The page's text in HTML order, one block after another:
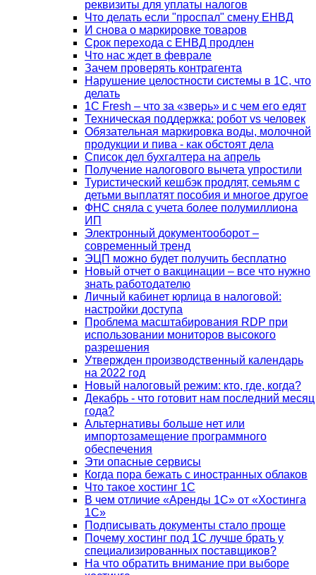
реквизиты для уплаты налогов
Что делать если "проспал" смену ЕНВД
И снова о маркировке товаров
Срок перехода с ЕНВД продлен
Что нас ждет в феврале
Зачем проверять контрагента
Нарушение целостности системы в 1С, что
делать
1С Fresh – что за «зверь» и с чем его едят
Техническая поддержка: робот vs человек
Обязательная маркировка воды, молочной
продукции и пива - как обстоят дела
Список дел бухгалтера на апрель
Получение налогового вычета упростили
Туристический кешбэк продлят, семьям с
детьми выплатят пособия и многое другое
ФНС сняла с учета более полумиллиона
ИП
Электронный документооборот –
современный тренд
ЭЦП можно будет получить бесплатно
Новый отчет о вакцинации – все что нужно
знать работодателю
Личный кабинет юрлица в налоговой:
настройки доступа
Проблема масштабирования RDP при
использовании мониторов высокого
разрешения
Утвержден производственный календарь
на 2022 год
Новый налоговый режим: кто, где, когда?
Декабрь - что готовит нам последний месяц
года?
Альтернативы больше нет или
импортозамещение программного
обеспечения
Эти опасные сервисы
Когда пора бежать с иностранных облаков
Что такое хостинг 1С
В чем отличие «Аренды 1С» от «Хостинга
1С»
Подписывать документы стало проще
Почему хостинг под 1С лучше брать у
специализированных поставщиков?
На что обратить внимание при выборе